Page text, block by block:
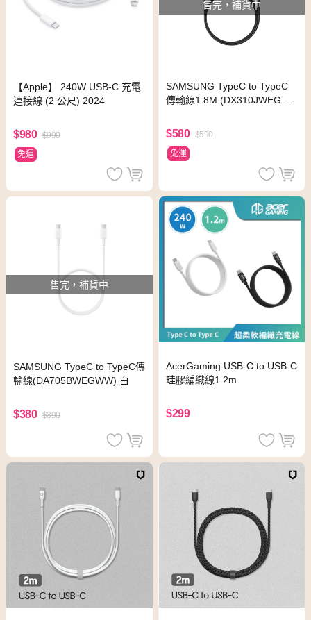
【Apple】 240W USB-C 充電
連接線 (2 公尺) 2024
$980 $990
免運
售完，補貨中
SAMSUNG TypeC to TypeC
傳輸線1.8M (DX310JWEGW
$580 $590
免運
售完，補貨中
SAMSUNG TypeC to TypeC傳
輸線(DA705BWEGWW) 白
$380 $390
AcerGaming USB-C to USB-C
珪膠編織線1.2m
$299